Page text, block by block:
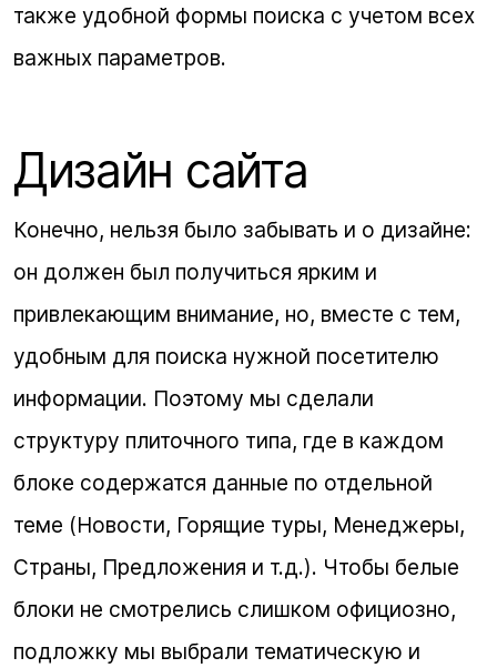
также удобной формы поиска с учетом всех
важных параметров.
Дизайн сайта
Конечно, нельзя было забывать и о дизайне:
он должен был получиться ярким и
привлекающим внимание, но, вместе с тем,
удобным для поиска нужной посетителю
информации. Поэтому мы сделали
структуру плиточного типа, где в каждом
блоке содержатся данные по отдельной
теме (Новости, Горящие туры, Менеджеры,
Страны, Предложения и т.д.). Чтобы белые
блоки не смотрелись слишком официозно,
подложку мы выбрали тематическую и